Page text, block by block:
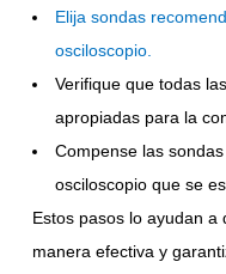
Elija sondas
osciloscopio
Verifique que todas
apropiadas para la
Compense las
osciloscopio que se
Estos pasos lo ayudan
manera efectiva y